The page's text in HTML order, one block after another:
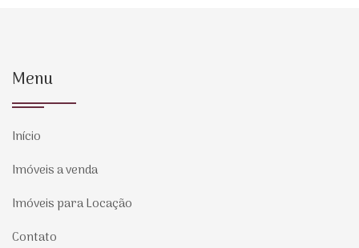
Menu
Início
Imóveis a venda
Imóveis para Locação
Contato